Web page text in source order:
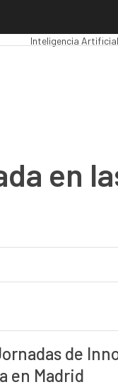
Inteligencia Artificial
en
de
en Madrid